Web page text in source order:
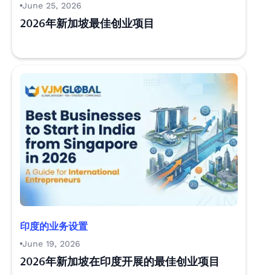
June 25, 2026
2026年新加坡最佳创业项目
印度的业务设置
June 19, 2026
2026年新加坡在印度开展的最佳创业项目